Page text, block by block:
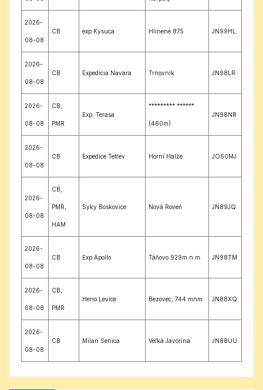
2026-
08-08
CB exp.Kysuca Hlinené 875 JN99HL
2026-
08-08
CB Expedicia Navara Trnovník JN98LR
2026-
08-08
CB,
PMR
Exp. Terasa
********* ******
(480m)
JN98NR
2026-
08-08
CB Expedice Tetřev Horní Halže JO60MJ
2026-
08-08
CB,
PMR,
HAM
Syky Boskovice Nová Roveň JN89JQ
2026-
08-08
CB Exp.Apollo Táňovo 929m.n.m. JN98TM
2026-
08-08
CB,
PMR
Heno Levice Bezovec, 744 mnm JN88XQ
2026-
08-08
CB Milan Senica Veľká Javorina JN88UU